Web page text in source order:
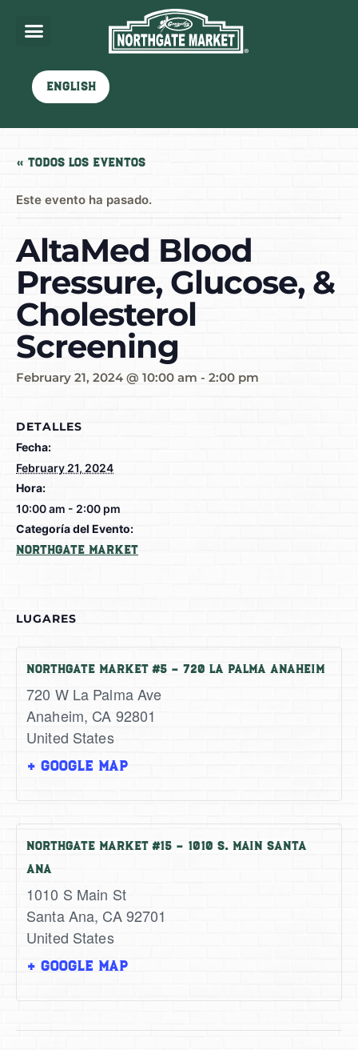
English
« Todos los Eventos
Este evento ha pasado.
AltaMed Blood
Pressure, Glucose, &
Cholesterol
Screening
February 21, 2024 @ 10:00 am - 2:00 pm
DETALLES
Fecha:
February 21, 2024
Hora:
10:00 am - 2:00 pm
Categoría del Evento:
Northgate Market
LUGARES
Northgate Market #5 – 720 La Palma Anaheim
720 W La Palma Ave
Anaheim, CA 92801
United States
+ Google Map
Northgate Market #15 – 1010 S. Main Santa
Ana
1010 S Main St
Santa Ana, CA 92701
United States
+ Google Map